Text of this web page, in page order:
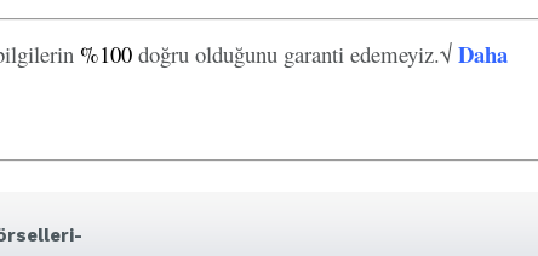
%100 doğru olduğunu garanti edemeyiz.√ Daha